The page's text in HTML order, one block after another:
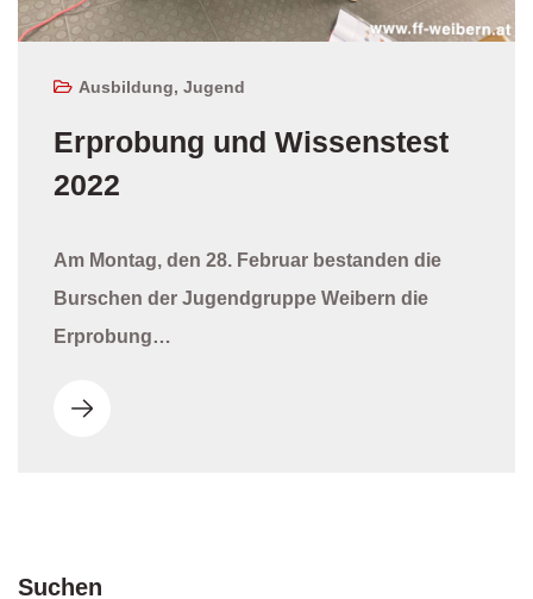
Ausbildung, Jugend
Erprobung und Wissenstest
2022
Am Montag, den 28. Februar bestanden die
Burschen der Jugendgruppe Weibern die
Erprobung…
Suchen